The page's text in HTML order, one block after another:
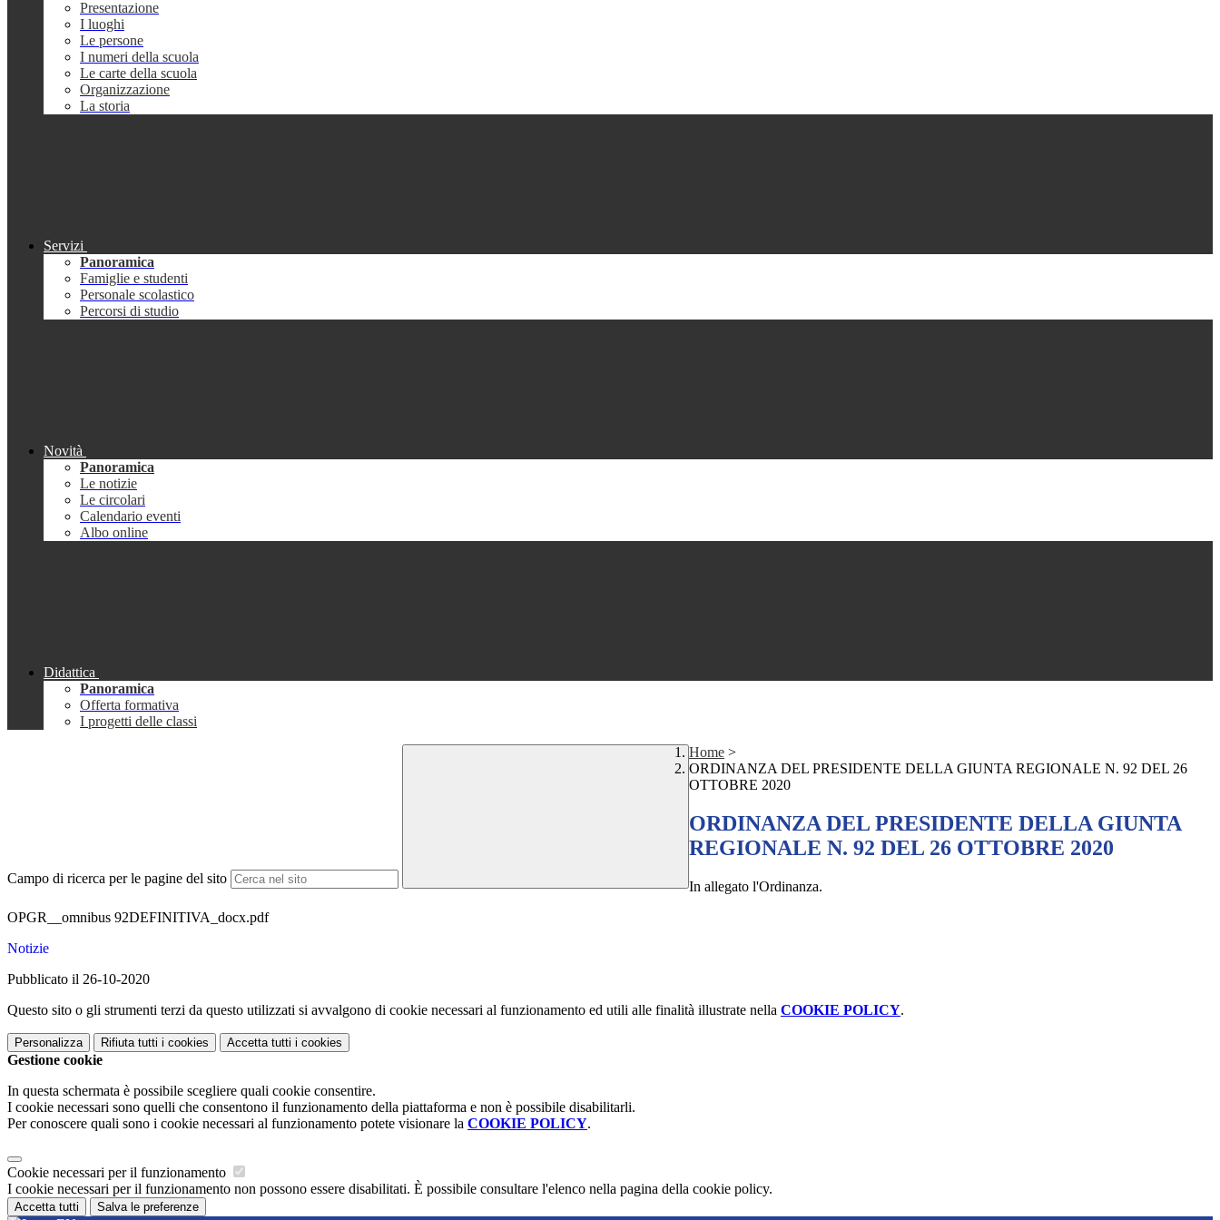
Presentazione
I luoghi
Le persone
I numeri della scuola
Le carte della scuola
Organizzazione
La storia
Servizi
Panoramica
Famiglie e studenti
Personale scolastico
Percorsi di studio
Novità
Panoramica
Le notizie
Le circolari
Calendario eventi
Albo online
Didattica
Panoramica
Offerta formativa
I progetti delle classi
Campo di ricerca per le pagine del sito
Home >
ORDINANZA DEL PRESIDENTE DELLA GIUNTA REGIONALE N. 92 DEL 26
OTTOBRE 2020
ORDINANZA DEL PRESIDENTE DELLA GIUNTA
REGIONALE N. 92 DEL 26 OTTOBRE 2020
In allegato l'Ordinanza.
OPGR__omnibus 92DEFINITIVA_docx.pdf
Notizie
Pubblicato il 26-10-2020
Questo sito o gli strumenti terzi da questo utilizzati si avvalgono di cookie necessari al funzionamento ed utili alle finalità illustrate nella COOKIE POLICY.
Personalizza Rifiuta tutti i cookies Accetta tutti i cookies
Gestione cookie
In questa schermata è possibile scegliere quali cookie consentire.
I cookie necessari sono quelli che consentono il funzionamento della piattaforma e non è possibile disabilitarli.
Per conoscere quali sono i cookie necessari al funzionamento potete visionare la COOKIE POLICY.
Cookie necessari per il funzionamento
I cookie necessari per il funzionamento non possono essere disabilitati. È possibile consultare l'elenco nella pagina della cookie policy.
Accetta tutti Salva le preferenze